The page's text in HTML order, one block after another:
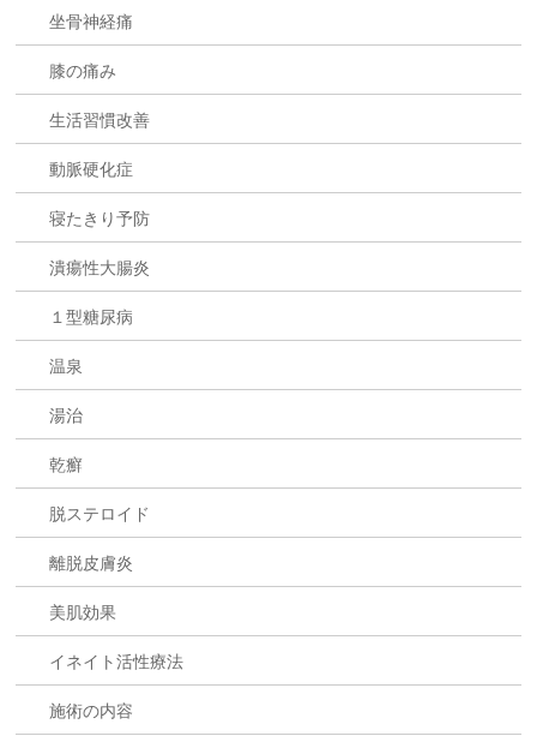
坐骨神経痛
膝の痛み
生活習慣改善
動脈硬化症
寝たきり予防
潰瘍性大腸炎
１型糖尿病
温泉
湯治
乾癬
脱ステロイド
離脱皮膚炎
美肌効果
イネイト活性療法
施術の内容